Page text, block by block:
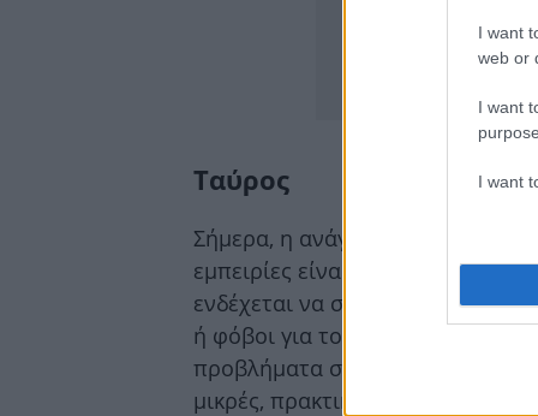
I want
web or
I want
I want
Ταύρος
Σήμερα, η ανάγκη για
εμπειρίες είναι έντονη. Στην
ενδέχεται να σε απασχολήσουν
ή φόβοι για το μέλλον. Απόφυγε
προβλήματα στο μυαλό σου. Η
μικρές, πρακτικές κινήσεις και